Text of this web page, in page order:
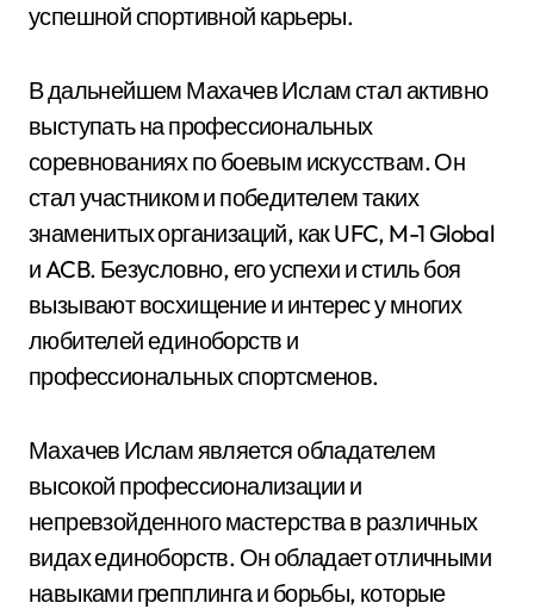
успешной спортивной карьеры.
В дальнейшем Махачев Ислам стал активно
выступать на профессиональных
соревнованиях по боевым искусствам. Он
стал участником и победителем таких
знаменитых организаций, как UFC, M-1 Global
и ACB. Безусловно, его успехи и стиль боя
вызывают восхищение и интерес у многих
любителей единоборств и
профессиональных спортсменов.
Махачев Ислам является обладателем
высокой профессионализации и
непревзойденного мастерства в различных
видах единоборств. Он обладает отличными
навыками грепплинга и борьбы, которые